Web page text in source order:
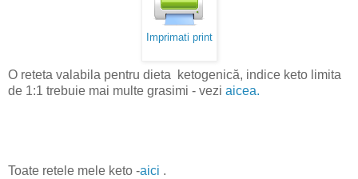
Imprimati print
O reteta valabila pentru dieta ketogenică, indice keto limita
de 1:1 trebuie mai multe grasimi - vezi aicea.
Toate retele mele keto -aici .